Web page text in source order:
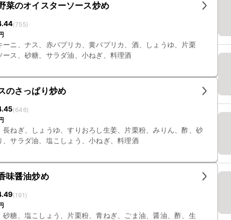
菜のオイスターソース炒め
(755)
ーニ、ナス、赤パプリカ、黄パプリカ、酒、しょうゆ、片栗
ース、砂糖、サラダ油、小ねぎ、料理酒
のさっぱり炒め
(646)
長ねぎ、しょうゆ、すりおろし生姜、片栗粉、みりん、酢、砂
、サラダ油、塩こしょう、小ねぎ、料理酒
味醤油炒め
(191 )
砂糖、塩こしょう、片栗粉、青ねぎ、ごま油、醤油、酢、生